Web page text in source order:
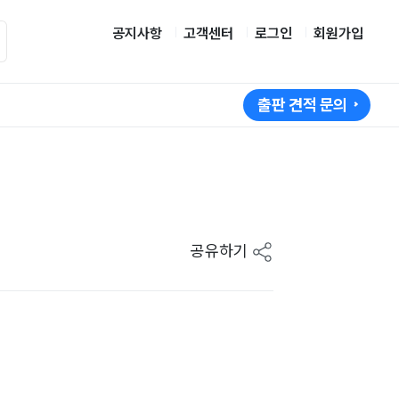
공지사항 고객센터 로그인 회원가입
출판 견적 문의
공유하기